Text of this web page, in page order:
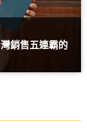
銷售五連霸的